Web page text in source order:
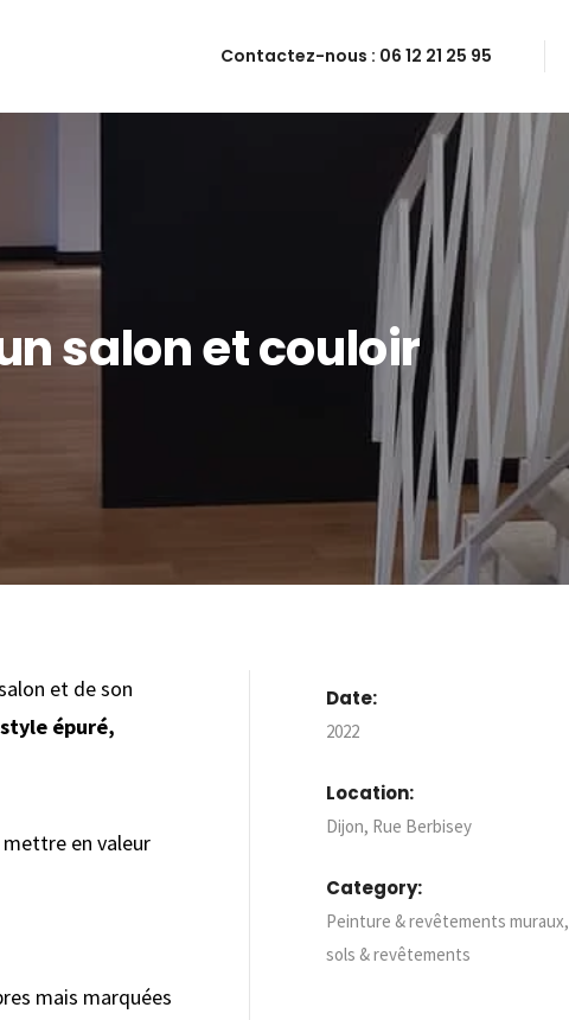
Contactez-nous : 06 12 21 25 95
salon et couloir
et de son
épuré,
mettre en valeur
mais marquées
Date:
2022
Location:
Dijon, Rue Berbisey
Category:
Peinture & revêtements muraux,
sols & revêtements